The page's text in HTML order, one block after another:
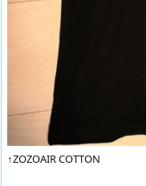
↑ZOZOAIR COTTON